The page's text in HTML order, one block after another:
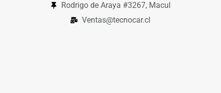
Rodrigo de Araya #3267, Macul
Ventas@tecnocar.cl